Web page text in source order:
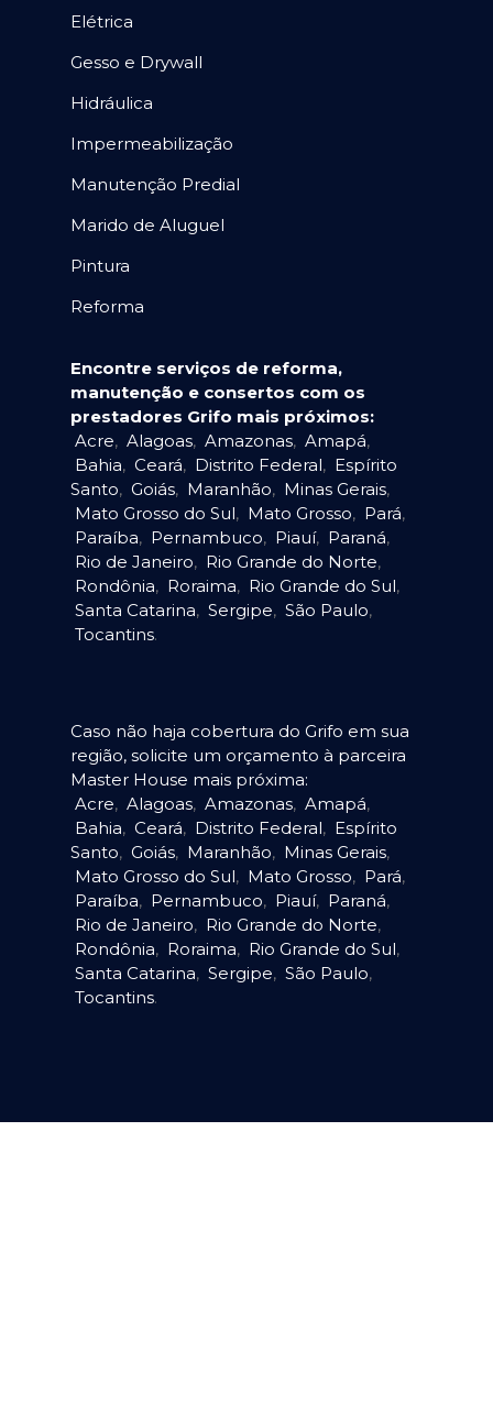
Elétrica
Gesso e Drywall
Hidráulica
Impermeabilização
Manutenção Predial
Marido de Aluguel
Pintura
Reforma
Encontre serviços de reforma,
manutenção e consertos com os
prestadores Grifo mais próximos:
Acre, Alagoas, Amazonas, Amapá,
Bahia, Ceará, Distrito Federal, Espírito
Santo, Goiás, Maranhão, Minas Gerais,
Mato Grosso do Sul, Mato Grosso, Pará,
Paraíba, Pernambuco, Piauí, Paraná,
Rio de Janeiro, Rio Grande do Norte,
Rondônia, Roraima, Rio Grande do Sul,
Santa Catarina, Sergipe, São Paulo,
Tocantins.
Caso não haja cobertura do Grifo em sua
região, solicite um orçamento à parceira
Master House mais próxima:
Acre, Alagoas, Amazonas, Amapá,
Bahia, Ceará, Distrito Federal, Espírito
Santo, Goiás, Maranhão, Minas Gerais,
Mato Grosso do Sul, Mato Grosso, Pará,
Paraíba, Pernambuco, Piauí, Paraná,
Rio de Janeiro, Rio Grande do Norte,
Rondônia, Roraima, Rio Grande do Sul,
Santa Catarina, Sergipe, São Paulo,
Tocantins.